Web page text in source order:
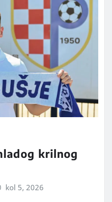
krilnog
kol 5, 2026